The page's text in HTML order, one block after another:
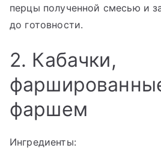
перцы полученной смесью и
до готовности.
2. Кабачки,
фаршем
Ингредиенты: